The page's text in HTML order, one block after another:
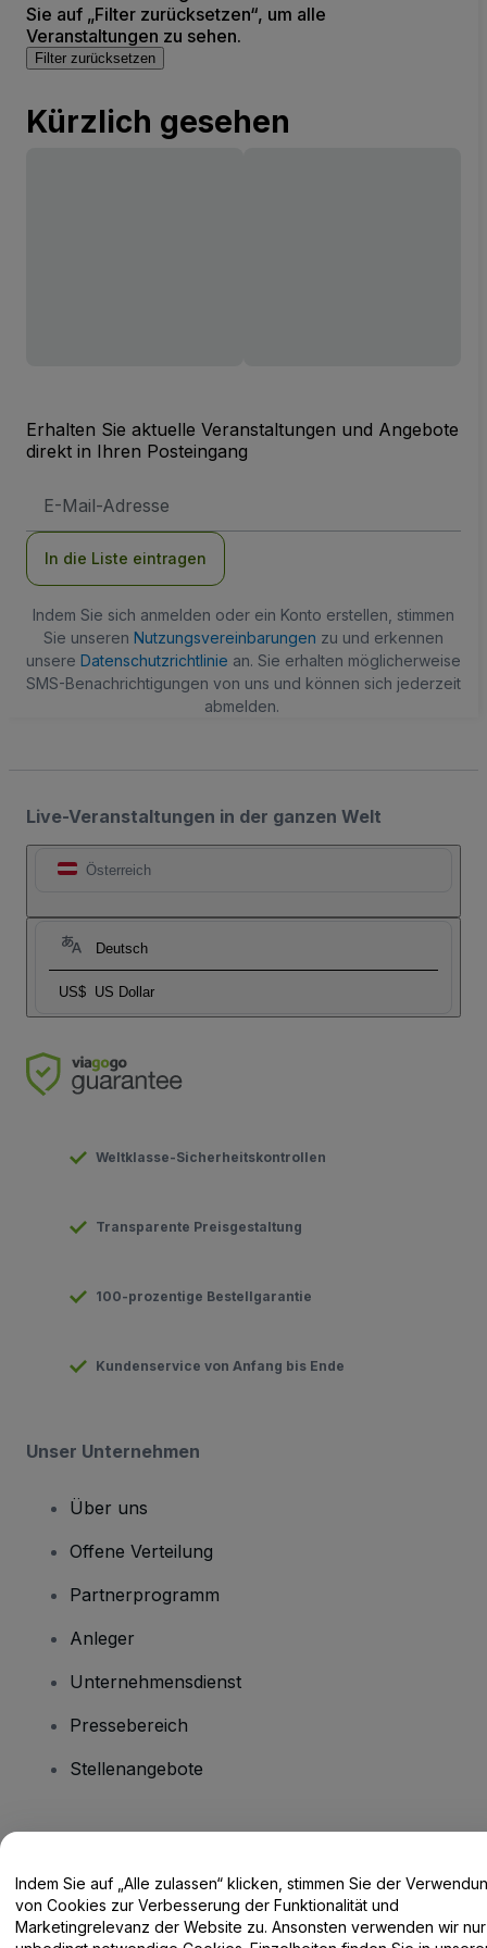
Sie auf „Filter zurücksetzen“, um alle
Veranstaltungen zu sehen.
Filter zurücksetzen
Kürzlich gesehen
Erhalten Sie aktuelle Veranstaltungen und Angebote
direkt in Ihren Posteingang
Mail-
In die Liste eintragen
Indem Sie sich anmelden oder ein Konto erstellen, stimmen
Sie unseren Nutzungsvereinbarungen zu und erkennen
unsere Datenschutzrichtlinie an. Sie erhalten möglicherweise
SMS-Benachrichtigungen von uns und können sich jederzeit
abmelden.
Live-Veranstaltungen in der ganzen Welt
Österreich
Deutsch
US$ US Dollar
Weltklasse-Sicherheitskontrollen
Transparente Preisgestaltung
100-prozentige Bestellgarantie
Kundenservice von Anfang bis Ende
Unser Unternehmen
Über uns
Offene Verteilung
Partnerprogramm
Anleger
Unternehmensdienst
Pressebereich
Stellenangebote
Hilfe-Center / Kontakt
Indem Sie auf „Alle zulassen“ klicken, stimmen Sie der
von Cookies zur Verbesserung der Funktionalität und
Marketingrelevanz der Website zu. Ansonsten verwenden wir nur